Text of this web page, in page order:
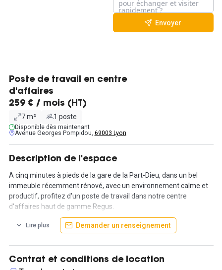
Envoyer
Poste de travail en centre
d'affaires
259 € / mois (HT)
7 m² 1 poste
Disponible dès maintenant
Avenue Georges Pompidou, 69003 Lyon
Description de l'espace
A cinq minutes à pieds de la gare de la Part-Dieu, dans un bel
immeuble récemment rénové, avec un environnement calme et
productif, profitez d'un poste de travail dans notre centre
d'affaires haut de gamme Regus.
Cette location s'accompagne de nombreuses prestations et
Ce tarif est non contractuel et fourni à titre indicatif.
Lire plus Demander un renseignement
Contrat et conditions de location